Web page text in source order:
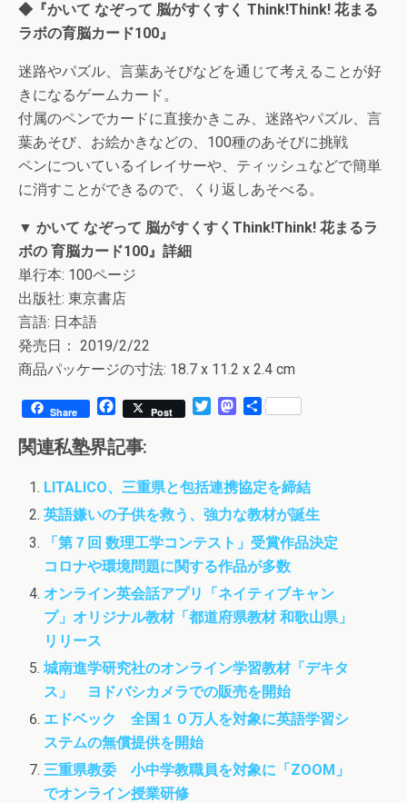
◆『かいて なぞって 脳がすくすく Think!Think! 花まる
ラボの育脳カード100』
迷路やパズル、言葉あそびなどを通じて考えることが好
きになるゲームカード。
付属のペンでカードに直接かきこみ、迷路やパズル、言
葉あそび、お絵かきなどの、100種のあそびに挑戦
ペンについているイレイサーや、ティッシュなどで簡単
に消すことができるので、くり返しあそべる。
▼ かいて なぞって 脳がすくすくThink!Think! 花まるラ
ボの 育脳カード100』詳細
単行本: 100ページ
出版社: 東京書店
言語: 日本語
発売日： 2019/2/22
商品パッケージの寸法: 18.7 x 11.2 x 2.4 cm
Share
F
c
e
b
o
o
k
Post
t
e
r
M
o
d
o
共
関連私塾界記事:
LITALICO、三重県と包括連携協定を締結
英語嫌いの子供を救う、強力な教材が誕生
「第７回 数理工学コンテスト」受賞作品決定
コロナや環境問題に関する作品が多数
オンライン英会話アプリ「ネイティブキャン
プ」オリジナル教材「都道府県教材 和歌山県」
リリース
城南進学研究社のオンライン学習教材「デキタ
ス」 ヨドバシカメラでの販売を開始
エドベック 全国１０万人を対象に英語学習シ
ステムの無償提供を開始
三重県教委 小中学教職員を対象に「ZOOM」
でオンライン授業研修